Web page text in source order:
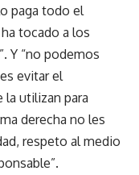
paga todo el
tocado a los
Y “no podemos
evitar el
utilizan para
derecha no les
respeto al medio